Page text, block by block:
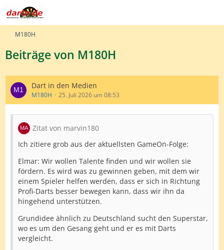
M180H
Beiträge von M180H
Dart in den Medien
M180H 25. Juli 2026 um 08:53
Zitat von marvin180
Ich zitiere grob aus der aktuellsten GameOn-Folge:
Elmar: Wir wollen Talente finden und wir wollen sie
fördern. Es wird was zu gewinnen geben, mit dem wir
einem Spieler helfen werden, dass er sich in Richtung
Profi-Darts besser bewegen kann, dass wir ihn da
hingehend unterstützen.
Grundidee ähnlich zu Deutschland sucht den Superstar,
wo es um den Gesang geht und er es mit Darts
vergleicht.